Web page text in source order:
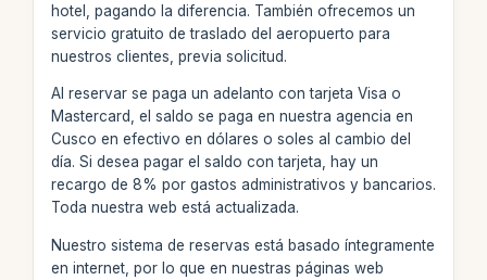
hotel, pagando la diferencia. También ofrecemos un
servicio gratuito de traslado del aeropuerto para
nuestros clientes, previa solicitud.
Al reservar se paga un adelanto con tarjeta Visa o
Mastercard, el saldo se paga en nuestra agencia en
Cusco en efectivo en dólares o soles al cambio del
día. Si desea pagar el saldo con tarjeta, hay un
recargo de 8% por gastos administrativos y bancarios.
Toda nuestra web está actualizada.
Nuestro sistema de reservas está basado íntegramente
en internet, por lo que en nuestras páginas web